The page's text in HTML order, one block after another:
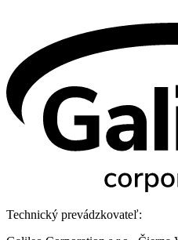
Technický prevádzkovateľ: